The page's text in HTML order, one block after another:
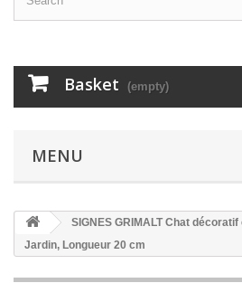
Basket (empty)
MENU
SIGNES GRIMALT Chat
Jardin, Longueur 20 cm